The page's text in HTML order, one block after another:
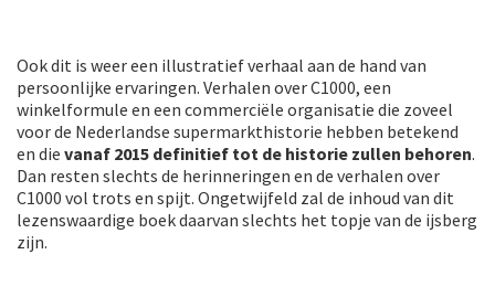
Ook dit is weer een illustratief verhaal aan de hand van
persoonlijke ervaringen. Verhalen over C1000, een
winkelformule en een commerciële organisatie die zoveel
voor de Nederlandse supermarkthistorie hebben betekend
en die vanaf 2015 definitief tot de historie zullen behoren.
Dan resten slechts de herinneringen en de verhalen over
C1000 vol trots en spijt. Ongetwijfeld zal de inhoud van dit
lezenswaardige boek daarvan slechts het topje van de ijsberg
zijn.